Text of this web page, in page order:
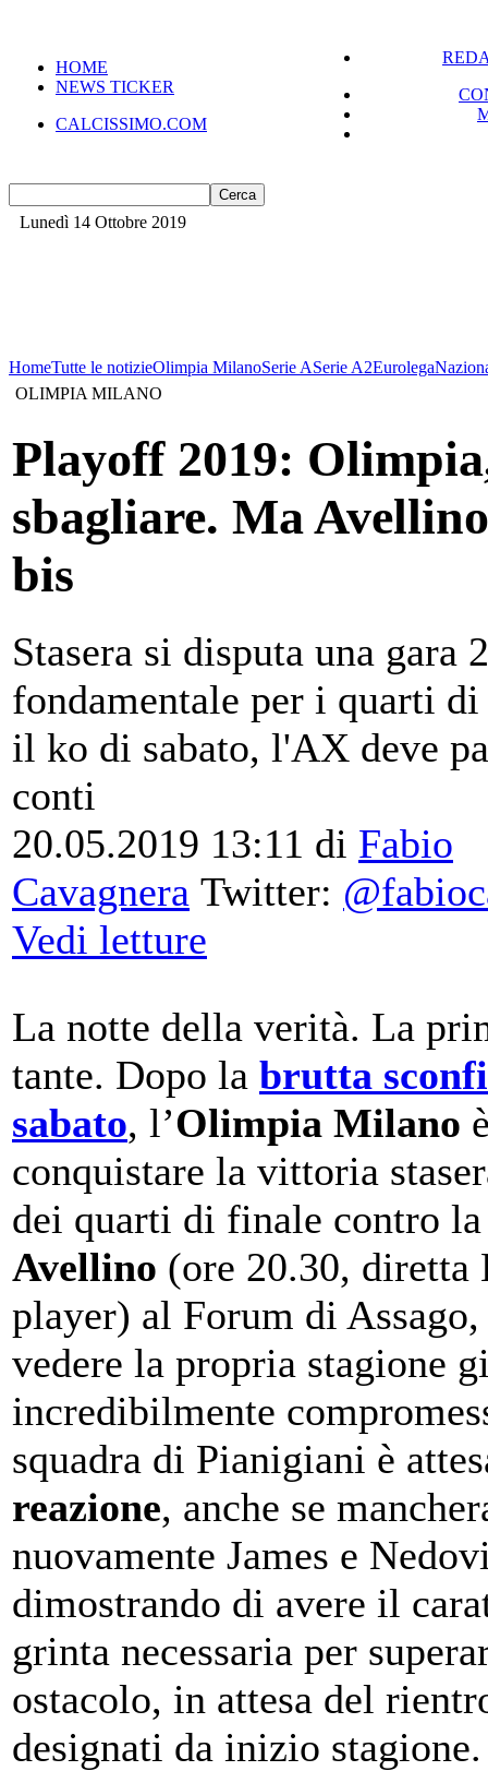
HOME
NEWS TICKER
CALCISSIMO.COM
Lunedì 14 Ottobre 2019
HomeTutte le notizieOlimpia MilanoSerie ASerie A2Eurolega
OLIMPIA MILANO
Playoff 2019:
sbagliare. Ma
bis
Stasera si disputa una gara 2
fondamentale per i quarti
il ko di sabato, l'AX deve
conti
20.05.2019 13:11 di Fabio
Cavagnera Twitter:
Vedi letture
La notte della verità. La
tante. Dopo la brutta
sabato, l’Olimpia Milano
conquistare la vittoria
dei quarti di finale contro
Avellino (ore 20.30, diretta
player) al Forum di
vedere la propria stagione
incredibilmente
squadra di Pianigiani è
reazione, anche se
nuovamente James e
dimostrando di avere il
grinta necessaria per
ostacolo, in attesa del
designati da inizio stagione.